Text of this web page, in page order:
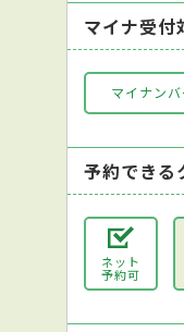
マイナ受付
マイナン
予約できる
ネット
予約可